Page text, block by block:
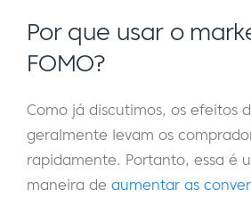
Por que usar o
FOMO?
Como já discutimos, os efeitos
geralmente levam os
rapidamente. Portanto, essa é
maneira de aumentar as